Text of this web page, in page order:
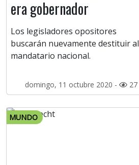
era gobernador
Los legisladores opositores
buscarán nuevamente destituir al
mandatario nacional.
domingo, 11 octubre 2020 - 27
MUNDO